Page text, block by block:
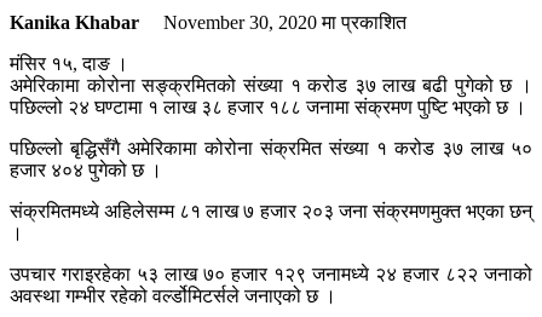
Kanika Khabar November 30, 2020मा प्रकाशित
मंसिर १५, दाङ ।
अमेरिकामा कोरोना सङ्क्रमितको संख्या १ करोड ३७ लाख बढी पुगेको छ ।
पछिल्लो २४ घण्टामा १ लाख ३८ हजार १८८ जनामा संक्रमण पुष्टि भएको छ ।
पछिल्लो बृद्धिसँगै अमेरिकामा कोरोना संक्रमित संख्या १ करोड ३७ लाख ५०
हजार ४०४ पुगेको छ ।
संक्रमितमध्ये अहिलेसम्म ८१ लाख ७ हजार २०३ जना संक्रमणमुक्त भएका छन्
।
उपचार गराइरहेका ५३ लाख ७० हजार १२९ जनामध्ये २४ हजार ८२२ जनाको
अवस्था गम्भीर रहेको वर्ल्डोमिटर्सले जनाएको छ ।